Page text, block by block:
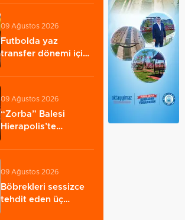
09 Ağustos 2026
Futbolda yaz
transfer dönemi için
09 Ağustos 2026
“Zorba” Balesi
Hierapolis’te
09 Ağustos 2026
Böbrekleri sessizce
tehdit eden üç